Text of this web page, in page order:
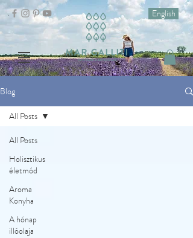
English
Blog
All Posts
Holisztikus
életmód
Aroma
Konyha
A hónap
illóolaja
All Posts